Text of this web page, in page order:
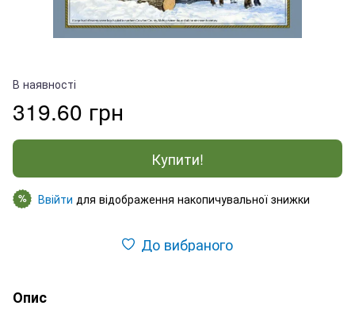
В наявності
319.60 грн
Купити!
% Ввійти для відображення накопичувальної знижки
До вибраного
Опис